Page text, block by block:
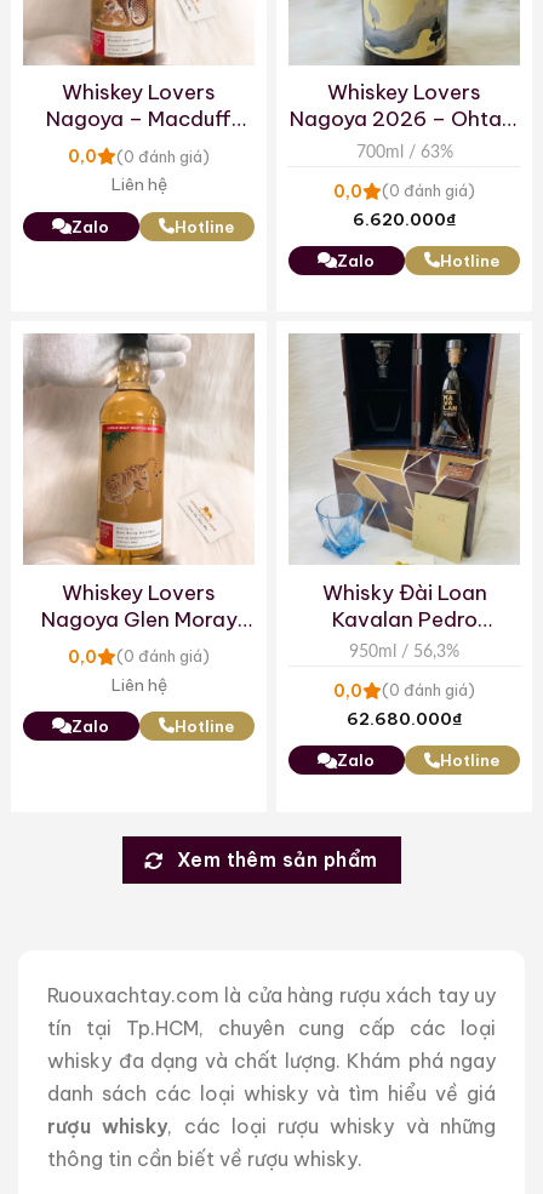
Whiskey Lovers
Nagoya – Macduff
15yo
0,0 (0 đánh giá)
Liên hệ
Zalo Hotline
Whiskey Lovers
Nagoya 2026 – Ohtani
Single Malt Japanese
700ml / 63%
0,0 (0 đánh giá)
6.620.000₫
Zalo Hotline
Whiskey Lovers
Nagoya Glen Moray
9yo
0,0 (0 đánh giá)
Liên hệ
Zalo Hotline
Whisky Đài Loan
Kavalan Pedro
Ximenez Sherry Cask
950ml / 56,3%
0,0 (0 đánh giá)
62.680.000₫
Zalo Hotline
Xem thêm sản phẩm
Ruouxachtay.com là cửa hàng rượu xách tay uy
tín tại Tp.HCM, chuyên cung cấp các loại
whisky đa dạng và chất lượng. Khám phá ngay
danh sách các loại whisky và tìm hiểu về giá
rượu whisky, các loại rượu whisky và những
thông tin cần biết về rượu whisky.